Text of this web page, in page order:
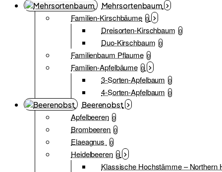
Mehrsortenbaum
Familien-Kirschbäume 0
Dreisorten-Kirschbaum 0
Duo-Kirschbaum 0
Familienbaum Pflaume 0
Familien-Apfelbäume 0
3-Sorten-Apfelbaum 0
4-Sorten-Apfelbaum 0
Beerenobst
Apfelbeeren 0
Brombeeren 0
Elaeagnus 0
Heidelbeeren 0
Klassische Hochstämme – Northern